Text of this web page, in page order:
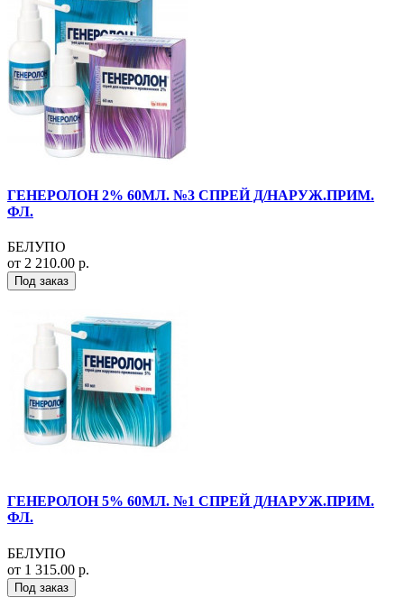
ГЕНЕРОЛОН 2% 60МЛ. №3 СПРЕЙ Д/НАРУЖ.ПРИМ.
ФЛ.
БЕЛУПО
от 2 210.00 р.
Под заказ
ГЕНЕРОЛОН 5% 60МЛ. №1 СПРЕЙ Д/НАРУЖ.ПРИМ.
ФЛ.
БЕЛУПО
от 1 315.00 р.
Под заказ